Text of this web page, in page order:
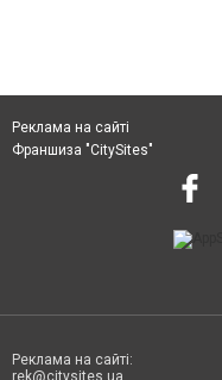
Реклама на сайті
Франшиза "CitySites"
Реклама на сайті:
rek@citysites.ua